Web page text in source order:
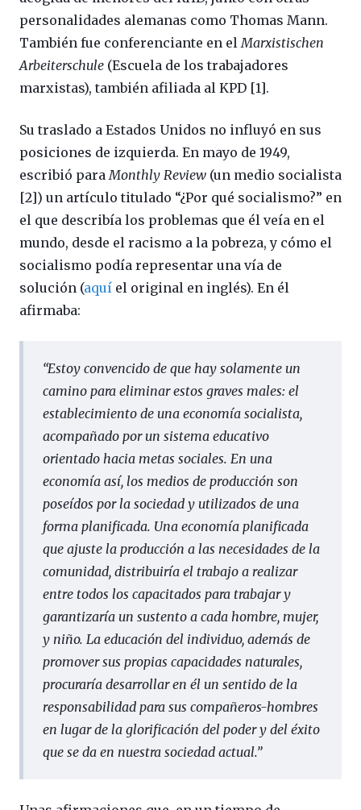
personalidades alemanas como Thomas Mann.
También fue conferenciante en elMarxistischen
Arbeiterschule (Escuela de los trabajadores
marxistas), también afiliada al KPD [1].
Su traslado a Estados Unidos no influyó en sus
posiciones de izquierda. En mayo de 1949,
escribió paraMonthly Review (un medio socialista
[2]) un artículo titulado “¿Por qué socialismo?” en
el que describía los problemas que él veía en el
mundo, desde el racismo a la pobreza, y cómo el
socialismo podía representar una vía de
solución (aquí el original en inglés). En él
afirmaba:
“Estoy convencido de que hay solamente un
camino para eliminar estos graves males: el
establecimiento de una economía socialista,
acompañado por un sistema educativo
orientado hacia metas sociales. En una
economía así, los medios de producción son
poseídos por la sociedad y utilizados de una
forma planificada. Una economía planificada
que ajuste la producción a las necesidades de la
comunidad, distribuiría el trabajo a realizar
entre todos los capacitados para trabajar y
garantizaría un sustento a cada hombre, mujer,
y niño. La educación del individuo, además de
promover sus propias capacidades naturales,
procuraría desarrollar en él un sentido de la
responsabilidad para sus compañeros-hombres
en lugar de la glorificación del poder y del éxito
que se da en nuestra sociedad actual.”